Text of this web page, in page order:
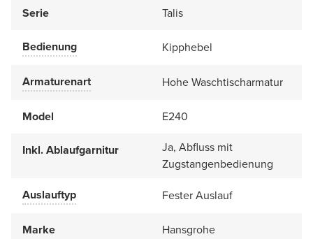
Serie
Talis
Bedienung Kipphebel
Armaturenart Hohe Waschtischarmatur
Model E240
Inkl. Ablaufgarnitur
Ja, Abfluss mit
Zugstangenbedienung
Auslauftyp
Fester Auslauf
Marke Hansgrohe